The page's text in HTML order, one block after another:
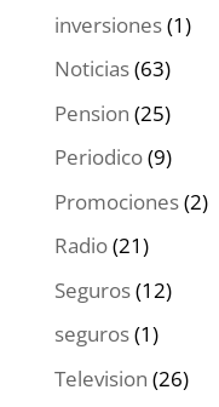
inversiones(1)
Noticias(63)
Pension (25)
Periodico(9)
Promociones(2)
Radio(21)
Seguros(12)
seguros(1)
Television (26)